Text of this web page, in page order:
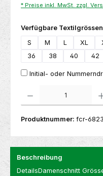
* Preise inkl. MwSt. zzgl.
Verfügbare Textilgrössen
S
M L XL
36
38 40 42
Initial- oder
Produkt Anzahl: Gib den
Produktnummer: fcr-
Beschreibung
DetailsDamenschnitt